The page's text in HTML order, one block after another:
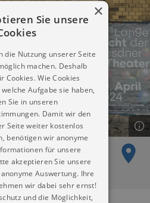
×
Sie unsere
die Nutzung unserer Seite
machen. Deshalb
Cookies. Wie Cookies
Aufgabe sie haben,
Sie in unseren
Damit wir den
Seite weiter kostenlos
benötigen wir anonyme
für unsere
akzeptieren Sie unsere
Auswertung. Ihre
wir dabei sehr ernst!
und die Möglichkeit,